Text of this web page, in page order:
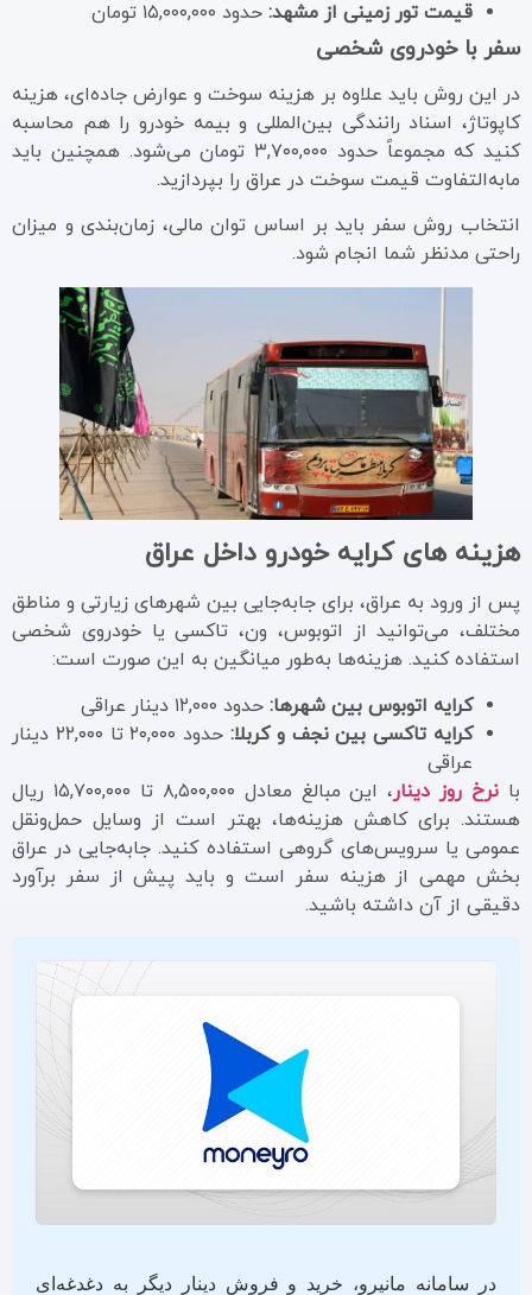
قیمت تور زمینی از مشهد: حدود ۱۵,۰۰۰,۰۰۰ تومان
سفر با خودروی شخصی
در این روش باید علاوه بر هزینه سوخت و عوارض جاده‌ای، هزینه
کاپوتاژ، اسناد رانندگی بین‌المللی و بیمه خودرو را هم محاسبه
کنید که مجموعاً حدود ۳,۷۰۰,۰۰۰ تومان می‌شود. همچنین باید
مابه‌التفاوت قیمت سوخت در عراق را بپردازید.
انتخاب روش سفر باید بر اساس توان مالی، زمان‌بندی و میزان
راحتی مدنظر شما انجام شود.
هزینه های کرایه خودرو داخل عراق
پس از ورود به عراق، برای جابه‌جایی بین شهرهای زیارتی و مناطق
مختلف، می‌توانید از اتوبوس، ون، تاکسی یا خودروی شخصی
استفاده کنید. هزینه‌ها به‌طور میانگین به این صورت است:
کرایه اتوبوس بین شهرها: حدود ۱۲,۰۰۰ دینار عراقی
کرایه تاکسی بین نجف و کربلا:
حدود ۲۰,۰۰۰ تا ۲۲,۰۰۰ دینار
عراقی
با نرخ روز دینار
، این مبالغ معادل ۸,۵۰۰,۰۰۰ تا ۱۵,۷۰۰,۰۰۰ ریال
هستند. برای کاهش هزینه‌ها، بهتر است از وسایل حمل‌ونقل
عمومی یا سرویس‌های گروهی استفاده کنید. جابه‌جایی در عراق
بخش مهمی از هزینه سفر است و باید پیش از سفر برآورد
دقیقی از آن داشته باشید.
در سامانه مانیرو، خرید و فروش دینار دیگر به دغدغه‌ای